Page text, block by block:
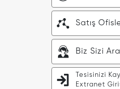
Satış
Biz Sizi
Tesisinizi
Extranet